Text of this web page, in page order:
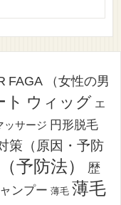
FAGA （女性の男
ト ウィッグ エ
ッサージ 円形脱毛
策（原因・予防
予防法）
歴
ンプー 薄毛 薄毛